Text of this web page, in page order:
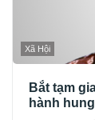
Xã Hội
Bắt tạm
hành